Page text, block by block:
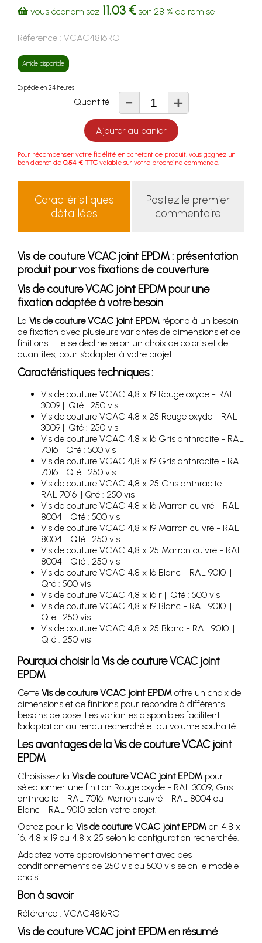
vous économisez 11.03 €soit 28 % de remise
Référence : VCAC4816RO
Article disponible
Expédié en 24 heures
Quantité - +
Ajouter au panier
Pour récompenser votre fidélité en achetant ce produit, vous gagnez un
bon d'achat de 0.54 € TTC valable sur votre prochaine commande.
Caractéristiques
détaillées
Postez le premier
commentaire
Vis de couture VCAC joint EPDM : présentation
produit pour vos fixations de couverture
Vis de couture VCAC joint EPDM pour une
fixation adaptée à votre besoin
La Vis de couture VCAC joint EPDM répond à un besoin
de fixation avec plusieurs variantes de dimensions et de
finitions. Elle se décline selon un choix de coloris et de
quantités, pour s’adapter à votre projet.
Caractéristiques techniques :
Vis de couture VCAC 4,8 x 19 Rouge oxyde - RAL
3009 || Qté : 250 vis
Vis de couture VCAC 4,8 x 25 Rouge oxyde - RAL
3009 || Qté : 250 vis
Vis de couture VCAC 4,8 x 16 Gris anthracite - RAL
7016 || Qté : 500 vis
Vis de couture VCAC 4,8 x 19 Gris anthracite - RAL
7016 || Qté : 250 vis
Vis de couture VCAC 4,8 x 25 Gris anthracite -
RAL 7016 || Qté : 250 vis
Vis de couture VCAC 4,8 x 16 Marron cuivré - RAL
8004 || Qté : 500 vis
Vis de couture VCAC 4,8 x 19 Marron cuivré - RAL
8004 || Qté : 250 vis
Vis de couture VCAC 4,8 x 25 Marron cuivré - RAL
8004 || Qté : 250 vis
Vis de couture VCAC 4,8 x 16 Blanc - RAL 9010 ||
Qté : 500 vis
Vis de couture VCAC 4,8 x 16 r || Qté : 500 vis
Vis de couture VCAC 4,8 x 19 Blanc - RAL 9010 ||
Qté : 250 vis
Vis de couture VCAC 4,8 x 25 Blanc - RAL 9010 ||
Qté : 250 vis
Pourquoi choisir la Vis de couture VCAC joint
EPDM
Cette Vis de couture VCAC joint EPDM offre un choix de
dimensions et de finitions pour répondre à différents
besoins de pose. Les variantes disponibles facilitent
l’adaptation au rendu recherché et au volume souhaité.
Les avantages de la Vis de couture VCAC joint
EPDM
Choisissez la Vis de couture VCAC joint EPDM pour
sélectionner une finition Rouge oxyde - RAL 3009, Gris
anthracite - RAL 7016, Marron cuivré - RAL 8004 ou
Blanc - RAL 9010 selon votre projet.
Optez pour la Vis de couture VCAC joint EPDM en 4,8 x
16, 4,8 x 19 ou 4,8 x 25 selon la configuration recherchée.
Adaptez votre approvisionnement avec des
conditionnements de 250 vis ou 500 vis selon le modèle
choisi.
Bon à savoir
Référence : VCAC4816RO
Vis de couture VCAC joint EPDM en résumé